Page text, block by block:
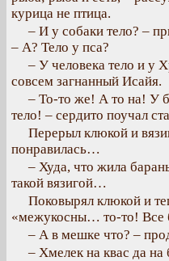
курица не птица.
– И у собаки тело? –
– А? Тело у пса?
– У человека тело и у
совсем загнанный Исайя.
– То-то же! А то на! У
тело! – сердито поучал
Перерыл клюкой и
понравилась…
– Худа, что жила
такой вязигой…
Поковырял клюкой и
«межукосны… то-то!
– А в мешке что? –
– Хмелек на квас да на